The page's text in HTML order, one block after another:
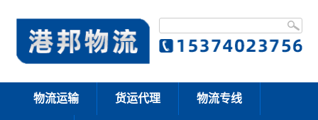
物流运输 货运代理 物流专线